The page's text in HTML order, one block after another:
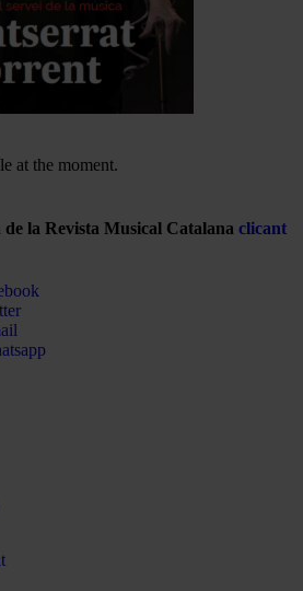
at the moment.
de la Revista Musical Catalana clicant